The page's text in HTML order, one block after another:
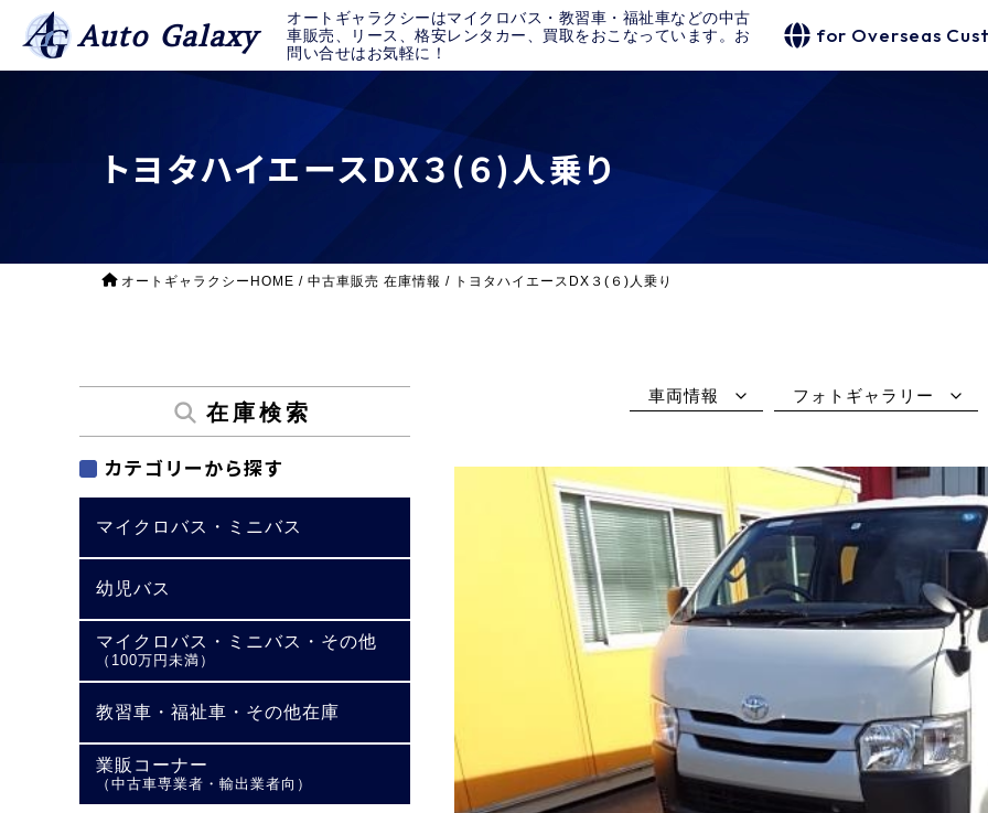
Auto Galaxy
オートギャラクシーはマイクロバス・教習車・福祉車などの中古
車販売、リース、格安レンタカー、買取をおこなっています。お
問い合せはお気軽に！
for Overseas
トヨタハイエースDX３(６)人乗り
オートギャラクシーHOME / 中古車販売 在庫情報 / トヨタハイエースDX３(６)人乗り
車両情報 フォトギャラリー
在庫検索
カテゴリーから探す
マイクロバス・ミニバス
幼児バス
マイクロバス・ミニバス・その他
（100万円未満）
教習車・福祉車・その他在庫
業販コーナー
（中古車専業者・輸出業者向）